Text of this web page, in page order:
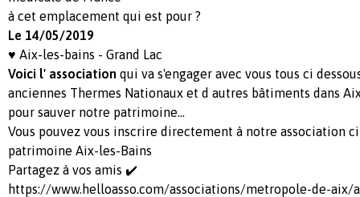
à cet emplacement qui est pour ?
Le 14/05/2019
♥️ Aix-les-bains - Grand Lac
Voici l' association qui va s'engager avec vous tous ci
anciennes Thermes Nationaux et d autres bâtiments dans
pour sauver notre patrimoine...
Vous pouvez vous inscrire directement à notre association
patrimoine Aix-les-Bains
Partagez à vos amis ✔️
https://www.helloasso.com/associations/metropole-de-aix/